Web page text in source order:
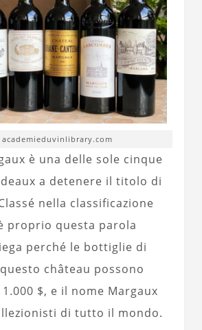
è una delle sole cinque
a detenere il titolo di
nella classificazione
proprio questa parola
perché le bottiglie di
château possono
$, e il nome Margaux
di tutto il mondo.